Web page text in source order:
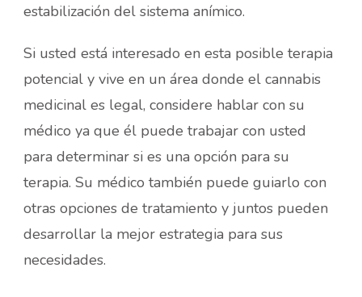
estabilización del sistema anímico.
Si usted está interesado en esta posible terapia
potencial y vive en un área donde el cannabis
medicinal es legal, considere hablar con su
médico ya que él puede trabajar con usted
para determinar si es una opción para su
terapia. Su médico también puede guiarlo con
otras opciones de tratamiento y juntos pueden
desarrollar la mejor estrategia para sus
necesidades.